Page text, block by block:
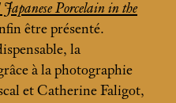
Japanese Porcelain in the
être présenté.
la
à la photographie
et Catherine Faligot,